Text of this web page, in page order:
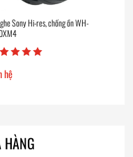
Sony Hi-res, chống ồn WH-
hệ